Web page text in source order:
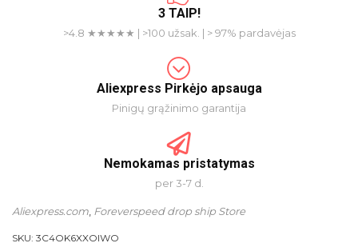
3 TAIP!
>4.8 ★★★★★ | >100 užsak. | > 97% pardavėjas
Aliexpress Pirkėjo apsauga
Pinigų grąžinimo garantija
Nemokamas pristatymas
per 3-7 d.
Aliexpress.com Foreverspeed drop ship Store
SKU: 3C4OK6XXOIWO